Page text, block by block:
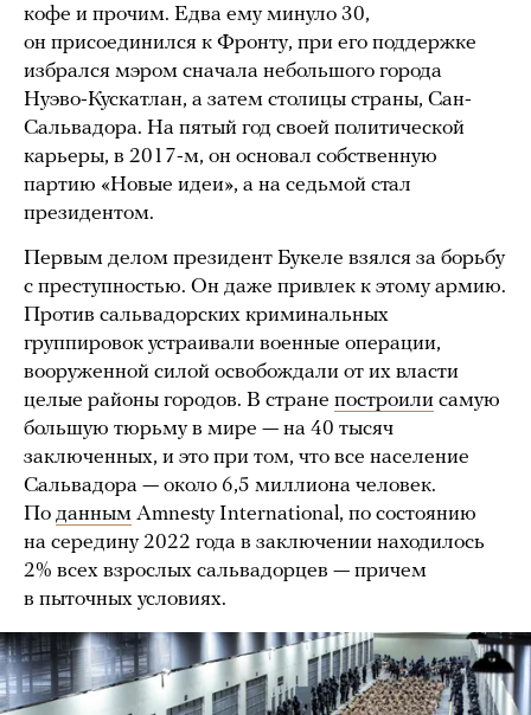
кофе и прочим. Едва ему минуло 30,
он присоединился к Фронту, при его поддержке
избрался мэром сначала небольшого города
Нуэво-Кускатлан, а затем столицы страны, Сан-
Сальвадора. На пятый год своей политической
карьеры, в 2017-м, он основал собственную
партию «Новые идеи», а на седьмой стал
президентом.
Первым делом президент Букеле взялся за борьбу
с преступностью. Он даже привлек к этому армию.
Против сальвадорских криминальных
группировок устраивали военные операции,
вооруженной силой освобождали от их власти
целые районы городов. В стране построили самую
большую тюрьму в мире — на 40 тысяч
заключенных, и это при том, что все население
Сальвадора — около 6,5 миллиона человек.
По данным Amnesty International, по состоянию
на середину 2022 года в заключении находилось
2% всех взрослых сальвадорцев — причем
в пыточных условиях.